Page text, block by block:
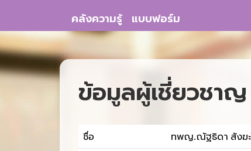
คลังความรู้ แบบฟอร์ม
ข้อมูลผู้เชี่ยวชาญ
ชื่อ ทพญ.ณัฐธิดา สังฆะ